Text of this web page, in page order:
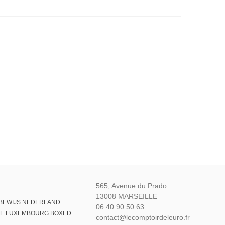
NEDERLAND
LUXEMBOURG BOXED
565, Avenue du Prado
13008 MARSEILLE
06.40.90.50.63
contact@lecomptoirdeleuro.fr